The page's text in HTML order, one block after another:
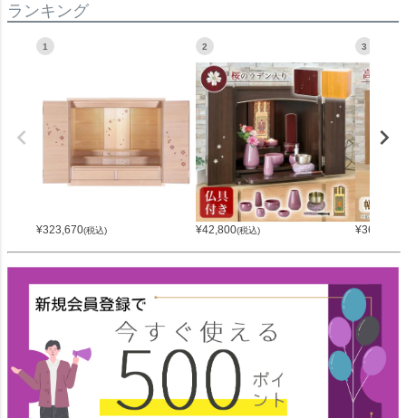
ランキング
1
¥323,670(税込)
2
¥42,800(税込)
3
¥36,800